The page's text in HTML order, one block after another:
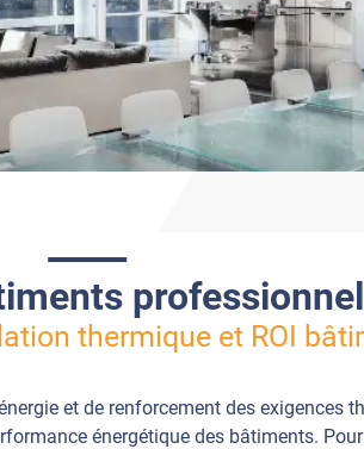
thermique et ROI
et de renforcement des exigences
énergétique des bâtiments.